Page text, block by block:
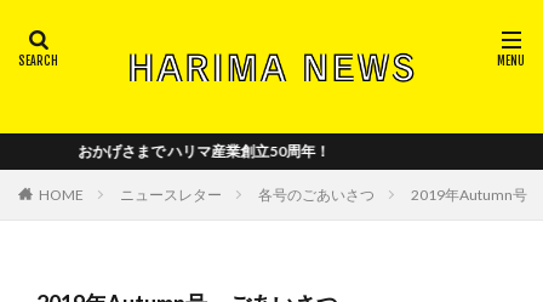
おかげさまで ハリマ産業創立50周年！
HOME ニュースレター 各号のごあいさつ 2019年Autumn号
注目ワードから記事を探す
2018年_創刊号
2019_vol.5
2019_vol.7
2019_vol.8
2020_vol.10